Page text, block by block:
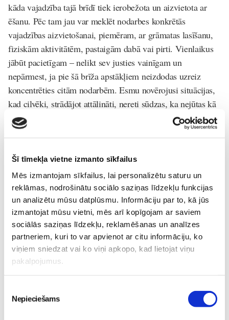
Šī tīmekļa vietne izmanto sīkfailus
Mēs izmantojam sīkfailus, lai personalizētu saturu un
reklāmas, nodrošinātu sociālo saziņas līdzekļu funkcijas
un analizētu mūsu datplūsmu. Informāciju par to, kā jūs
izmantojat mūsu vietni, mēs arī kopīgojam ar saviem
sociālās saziņas līdzekļu, reklamēšanas un analīzes
partneriem, kuri to var apvienot ar citu informāciju, ko
viņiem sniedzat vai ko viņi apkopo, kad lietojat viņu
pakalpojumus.
izvēle
Nepieciešams
kāda vajadzība tajā brīdī tiek ierobežota un aizvietota ar
ēšanu. Pēc tam jau var meklēt nodarbes konkrētās
vajadzības aizvietošanai, piemēram, ar grāmatas lasīšanu,
fiziskām aktivitātēm, pastaigām dabā vai pirti. Vienlaikus
jābūt pacietīgam – nelikt sev justies vainīgam un
nepārmest, ja pie šā brīža apstākļiem neizdodas uzreiz
koncentrēties citām nodarbēm. Esmu novērojusi situācijas,
kad cilvēki, strādājot attālināti, nereti sūdzas, ka nejūtas kā
darbā, un tas ir vēl viens iemesls nekontrolētai ēšanai.
Šādos gadījumos iesaku darba dienu organizēt iespējami
saģērbties darba drēbēs, kā arī pirms un pēc darba dienas
vismaz uz desmit minūtēm iziet pastaigāties. Savukārt, ja
ierobežojumu laikā ir saasinājusies kāda psiholoģiska
problēma, ko cilvēks mēģina atrisināt ar ēdiena palīdzību,
tad noteikti ir jāmeklē speciālista palīdzība – psihoterapeita
vai psihologa,” saka speciāliste Ineta Vanaga.
Tiem, kam šobrīd nav iespēju vērsties pie profesionāļa,
ieteicams mājas apstākļos praktizēt apzinātību – prāta
nomierināšanai sākotnēji pilnībā pietiks ar 10–15 minūtēm
dienā, kuru laikā nodoties meditācijai un koncentrēties uz
savu elpošanu.